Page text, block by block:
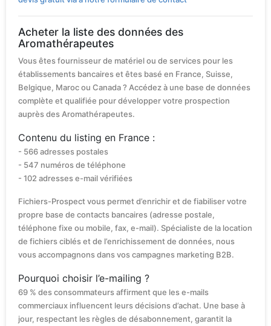
Acheter la liste des données des
Aromathérapeutes
Vous êtes fournisseur de matériel ou de services pour les
établissements bancaires et êtes basé en France, Suisse,
Belgique, Maroc ou Canada ? Accédez à une base de données
complète et qualifiée pour développer votre prospection
auprès des Aromathérapeutes.
Contenu du listing en France :
- 566 adresses postales
- 547 numéros de téléphone
- 102 adresses e-mail vérifiées
Fichiers-Prospect vous permet d’enrichir et de fiabiliser votre
propre base de contacts bancaires (adresse postale,
téléphone fixe ou mobile, fax, e-mail). Spécialiste de la location
de fichiers ciblés et de l’enrichissement de données, nous
vous accompagnons dans vos campagnes marketing B2B.
Pourquoi choisir l’e-mailing ?
69 % des consommateurs affirment que les e-mails
commerciaux influencent leurs décisions d’achat. Une base à
jour, respectant les règles de désabonnement, garantit la